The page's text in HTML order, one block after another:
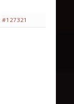
#127321